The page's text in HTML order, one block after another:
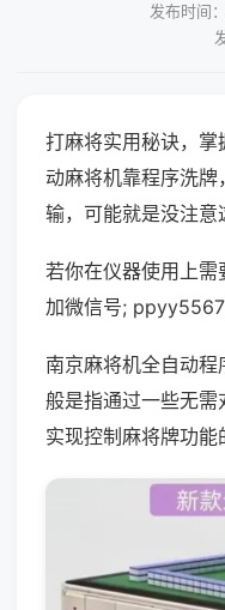
发布时间
打麻将实用秘诀，掌
动麻将机靠程序洗
输，可能就是没注意
若你在仪器使用上
加微信号;
南京麻将机全自动
般是指通过一些无
实现控制麻将牌功能